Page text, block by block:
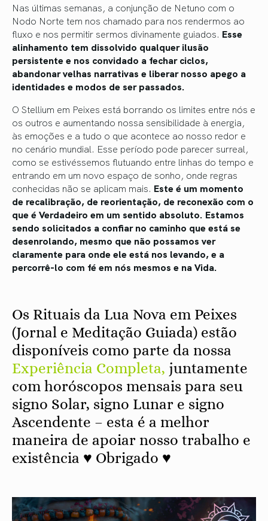
Nas últimas semanas, a conjunção de Netuno com o
Nodo Norte tem nos chamado para nos rendermos ao
fluxo e nos permitir sermos divinamente guiados. Esse
alinhamento tem dissolvido qualquer ilusão
persistente e nos convidado a fechar ciclos,
abandonar velhas narrativas e liberar nosso apego a
identidades e modos de ser passados.
O Stellium em Peixes está borrando os limites entre nós e
os outros e aumentando nossa sensibilidade à energia,
às emoções e a tudo o que acontece ao nosso redor e
no cenário mundial. Esse período pode parecer surreal,
como se estivéssemos flutuando entre linhas do tempo e
entrando em um novo espaço de sonho, onde regras
conhecidas não se aplicam mais. Este é um momento
de recalibração, de reorientação, de reconexão com o
que é Verdadeiro em um sentido absoluto. Estamos
sendo solicitados a confiar no caminho que está se
desenrolando, mesmo que não possamos ver
claramente para onde ele está nos levando, e a
percorrê-lo com fé em nós mesmos e na Vida.
Os Rituais da Lua Nova em Peixes
(Jornal e Meditação Guiada) estão
disponíveis como parte da nossa
Experiência Completa, juntamente
com horóscopos mensais para seu
signo Solar, signo Lunar e signo
Ascendente – esta é a melhor
maneira de apoiar nosso trabalho e
existência ♥ Obrigado ♥